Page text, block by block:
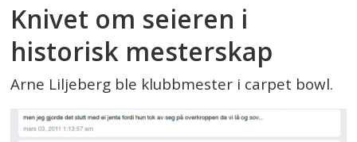
Knivet om seieren i
historisk mesterskap
Arne Liljeberg ble klubbmester i carpet bowl.